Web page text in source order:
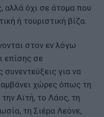
αλλά όχι σε άτομα που
ή τουριστική βίζα.
στον εν λόγω
επίσης σε
για να
χώρες όπως τη
Αϊτή, το Λάος, τη
τη Σιέρα Λεόνε,